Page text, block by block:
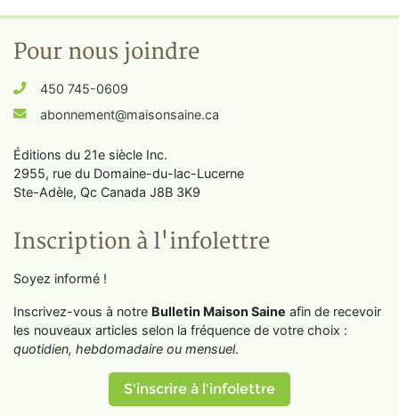
Pour nous joindre
450 745-0609
abonnement@maisonsaine.ca
Éditions du 21e siècle Inc.
2955, rue du Domaine-du-lac-Lucerne
Ste-Adèle, Qc Canada J8B 3K9
Inscription à l'infolettre
Soyez informé !
Inscrivez-vous à notre Bulletin Maison Saine afin de recevoir
les nouveaux articles selon la fréquence de votre choix :
quotidien, hebdomadaire ou mensuel.
S'inscrire à l'infolettre